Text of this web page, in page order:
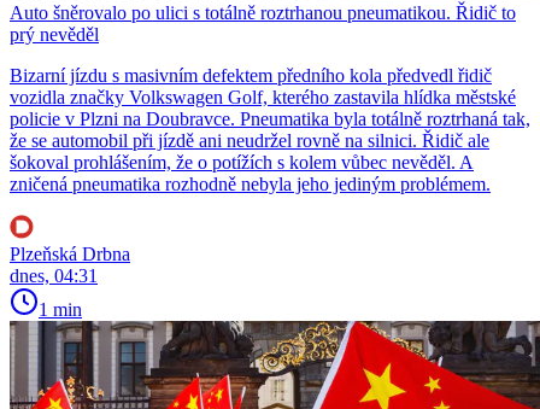
Auto šněrovalo po ulici s totálně roztrhanou pneumatikou. Řidič to
prý nevěděl
Bizarní jízdu s masivním defektem předního kola předvedl řidič
vozidla značky Volkswagen Golf, kterého zastavila hlídka městské
policie v Plzni na Doubravce. Pneumatika byla totálně roztrhaná tak,
že se automobil při jízdě ani neudržel rovně na silnici. Řidič ale
šokoval prohlášením, že o potížích s kolem vůbec nevěděl. A
zničená pneumatika rozhodně nebyla jeho jediným problémem.
Plzeňská Drbna
dnes, 04:31
1 min